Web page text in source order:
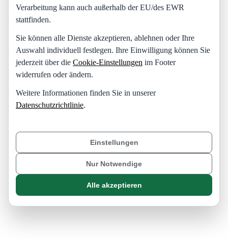
Verarbeitung kann auch außerhalb der EU/des EWR
stattfinden.
Sie können alle Dienste akzeptieren, ablehnen oder Ihre
Auswahl individuell festlegen. Ihre Einwilligung können Sie
jederzeit über die Cookie-Einstellungen im Footer
widerrufen oder ändern.
Weitere Informationen finden Sie in unserer
Datenschutzrichtlinie.
Einstellungen
Nur Notwendige
Alle akzeptieren